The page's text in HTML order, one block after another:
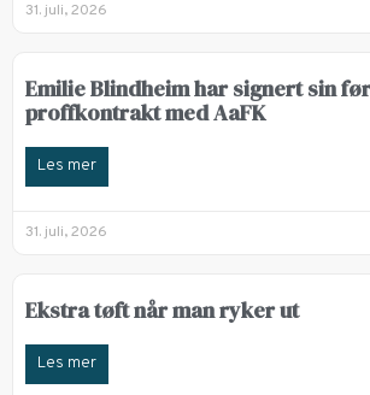
31. juli, 2026
Emilie Blindheim har signert sin
proffkontrakt med AaFK
Les mer
31. juli, 2026
Ekstra tøft når man ryker ut
Les mer